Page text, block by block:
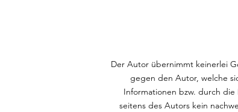
Der Autor übernimmt keinerlei
gegen den Autor, welche
Informationen bzw. durch
seitens des Autors kein